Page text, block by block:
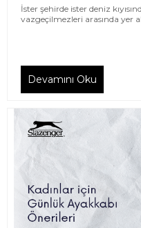
İster şehirde ister deniz
vazgeçilmezleri arasında yer
Devamını Oku